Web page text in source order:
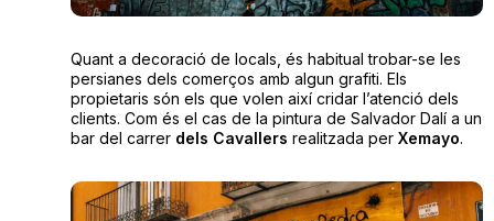
Quant a decoració de locals, és habitual trobar-se les
persianes dels comerços amb algun grafiti. Els
propietaris són els que volen així cridar l’atenció dels
clients. Com és el cas de la pintura de Salvador Dalí a un
bar del carrer dels Cavallers realitzada per Xemayo.